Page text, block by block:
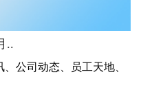
..
公司动态、员工天地、